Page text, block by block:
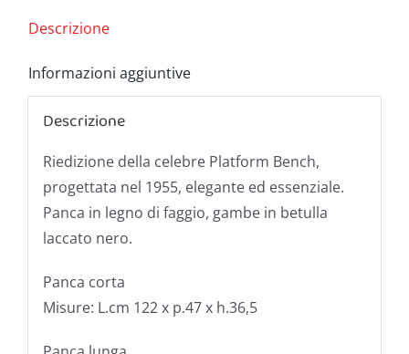
Descrizione
Informazioni aggiuntive
Descrizione
Riedizione della celebre Platform Bench,
progettata nel 1955, elegante ed essenziale.
Panca in legno di faggio, gambe in betulla
laccato nero.
Panca corta
Misure: L.cm 122 x p.47 x h.36,5